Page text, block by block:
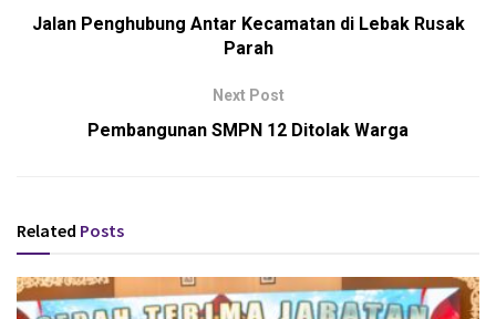
Jalan Penghubung Antar Kecamatan di Lebak Rusak
Parah
Next Post
Pembangunan SMPN 12 Ditolak Warga
Related Posts